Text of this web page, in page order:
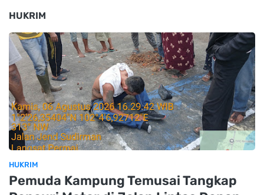
HUKRIM
HUKRIM
Pemuda Kampung Temusai Tangkap